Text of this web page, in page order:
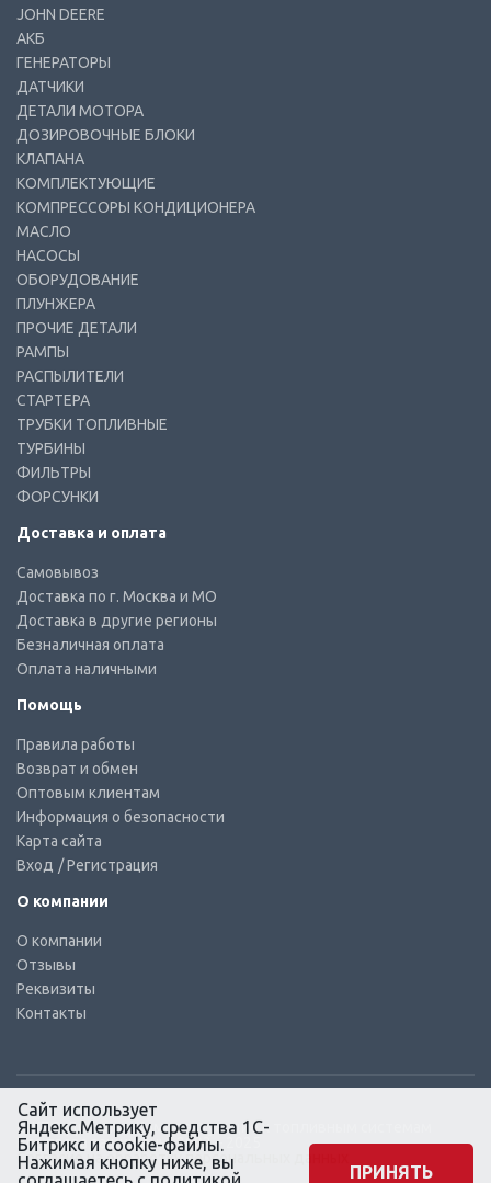
JOHN DEERE
АКБ
ГЕНЕРАТОРЫ
ДАТЧИКИ
ДЕТАЛИ МОТОРА
ДОЗИРОВОЧНЫЕ БЛОКИ
КЛАПАНА
КОМПЛЕКТУЮЩИЕ
КОМПРЕССОРЫ КОНДИЦИОНЕРА
МАСЛО
НАСОСЫ
ОБОРУДОВАНИЕ
ПЛУНЖЕРА
ПРОЧИЕ ДЕТАЛИ
РАМПЫ
РАСПЫЛИТЕЛИ
СТАРТЕРА
ТРУБКИ ТОПЛИВНЫЕ
ТУРБИНЫ
ФИЛЬТРЫ
ФОРСУНКИ
Доставка и оплата
Самовывоз
Доставка по г. Москва и МО
Доставка в другие регионы
Безналичная оплата
Оплата наличными
Помощь
Правила работы
Возврат и обмен
Оптовым клиентам
Информация о безопасности
Карта сайта
Вход / Регистрация
О компании
О компании
Отзывы
Реквизиты
Контакты
© КТС-Дизель – Комплектующие к топливным системам
Все права защищены, 2003 – 2025
Согласие на обработку персональных данных
Сайт использует
Яндекс.Метрику, средства 1С-
Битрикс и cookie-файлы.
Нажимая кнопку ниже, вы
ПРИНЯТЬ